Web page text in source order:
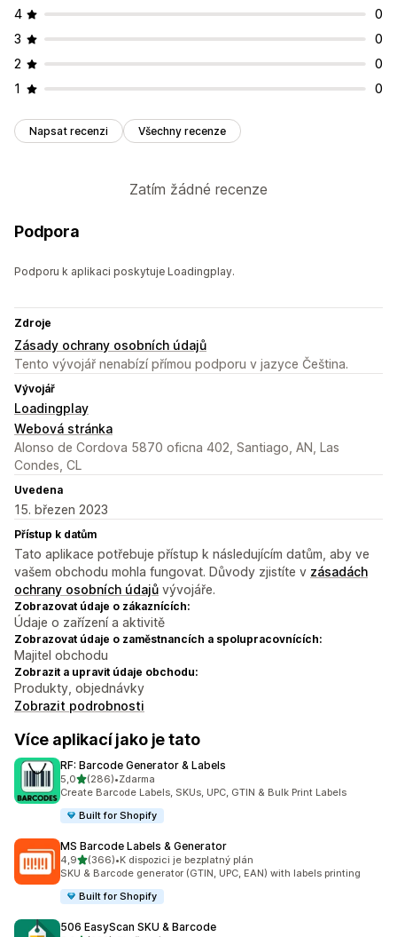
4
0
3
0
2
0
1
0
Napsat recenzi Všechny recenze
Zatím žádné recenze
Podpora
Podporu k aplikaci poskytuje Loadingplay.
Zdroje
Zásady ochrany osobních údajů
Tento vývojář nenabízí přímou podporu v jazyce Čeština.
Vývojář
Loadingplay
Webová stránka
Alonso de Cordova 5870 oficna 402, Santiago, AN, Las
Condes, CL
Uvedena
15. březen 2023
Přístup k datům
Tato aplikace potřebuje přístup k následujícím datům, aby ve
vašem obchodu mohla fungovat. Důvody zjistíte v zásadách
ochrany osobních údajů vývojáře.
Zobrazovat údaje o zákaznících:
Údaje o zařízení a aktivitě
Zobrazovat údaje o zaměstnancích a spolupracovnících:
Majitel obchodu
Zobrazit a upravit údaje obchodu:
Produkty, objednávky
Zobrazit podrobnosti
Více aplikací jako je tato
RF: Barcode Generator & Labels
5,0z 5 hvězd
(286)
Celkový počet recenzí: 286
•Zdarma
Create Barcode Labels, SKUs, UPC, GTIN & Bulk Print Labels
Built for Shopify
MS Barcode Labels & Generator
4,9z 5 hvězd
(366)
Celkový počet recenzí: 366
•K dispozici je bezplatný plán
SKU & Barcode generator (GTIN, UPC, EAN) with labels printing
Built for Shopify
506 EasyScan SKU & Barcode